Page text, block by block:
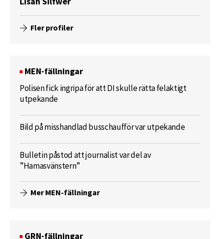
Fler profiler
MEN-fällningar
Polisen fick ingripa för att DI skulle rätta felaktigt
utpekande
Bild på misshandlad busschaufför var utpekande
Bulletin påstod att journalist var del av
”Hamasvänstern”
Mer MEN-fällningar
GRN-fällningar